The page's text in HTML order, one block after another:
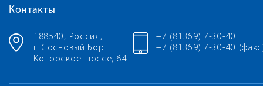
Контакты
188540, Россия,
г. Сосновый Бор
Копорское шоссе, 64
+7 (81369) 7-30-40
+7 (81369) 7-30-40